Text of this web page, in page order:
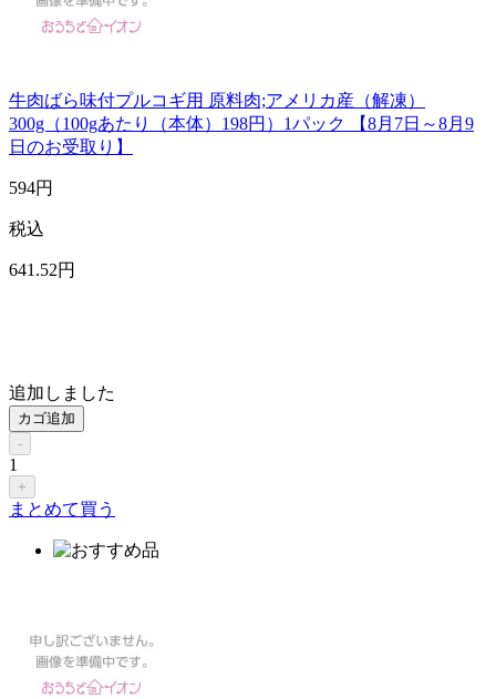
牛肉ばら味付プルコギ用 原料肉;アメリカ産（解凍）
300g（100gあたり（本体）198円）1パック 【8月7日～8月9
日のお受取り】
594円
税込
641 .52円
追加しました
カゴ追加
-
1
+
まとめて買う